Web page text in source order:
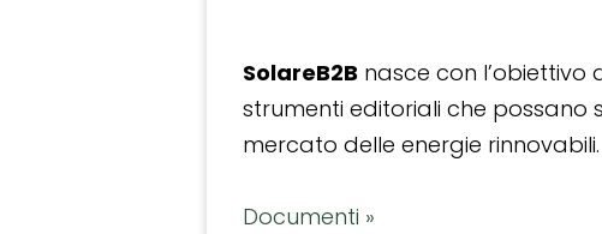
SolareB2B nasce con l’obiettivo
strumenti editoriali che
mercato delle energie rinnovabili.
Documenti »